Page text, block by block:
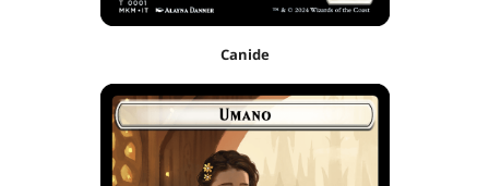
Canide